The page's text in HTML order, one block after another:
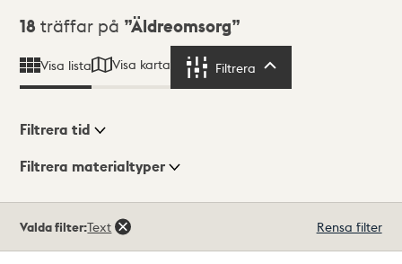
Sökresultat
18 träffar på Äldreomsorg
Visa lista Visa karta Filtrera
Visningsläge
Filtrera tid
Filtrera materialtyper
träffar
Valda filter:Text Rensa filter